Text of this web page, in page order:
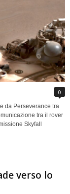
0
da Perseverance tra
tra il rover
Skyfall
verso lo